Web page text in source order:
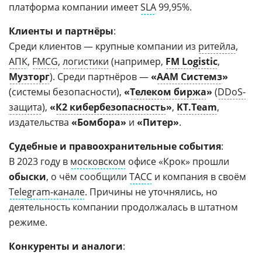
платформа компании имеетSLA99,95%.
Клиенты и партнёры:
Среди клиентов — крупные компании из ритейла,
АПК, FMCG, логистики (например, FM Logistic,
Музторг). Среди партнёров —«ААМ Системз»
(системы безопасности), «Телеком биржа» (DDoS-
защита), «К2 кибербезопасность», KT.Team,
издательства «Бомбора» и «Питер».
Судебные и правоохранительные события:
В 2023 году в московском офисе «Крок» прошли
обыски, о чём сообщили ТАСС и компания в своём
Telegram-канале. Причины не уточнялись, но
деятельность компании продолжалась в штатном
режиме.
Конкуренты и аналоги: